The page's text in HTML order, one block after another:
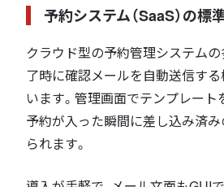
予約システム（SaaS）の標
クラウド型の予約管理システムの
了時に確認メールを自動送信す
います。管理画面でテンプレート
予約が入った瞬間に差し込み済
られます。